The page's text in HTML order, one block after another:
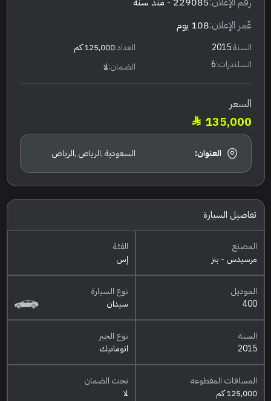
عٌمر الإعلان:108 يوم
السنة:2015 العداد:125,000 كم
السلندرات:6 الضمان:لا
السعر
135,000
العنوان: السعودية ,الرياض ,الرياض
تفاصيل السيارة
المصنع
مرسيدس - بنز
الفئة
إس
الموديل
400
نوع السيارة
سيدان
السنة
2015
نوع الجير
اتوماتيك
المسافات المقطوعه
125,000 كم
تحت الضمان
لا